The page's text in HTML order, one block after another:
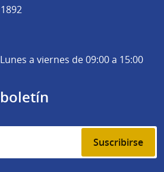
Lunes a viernes de 09:00 a 15:00
Suscribirse